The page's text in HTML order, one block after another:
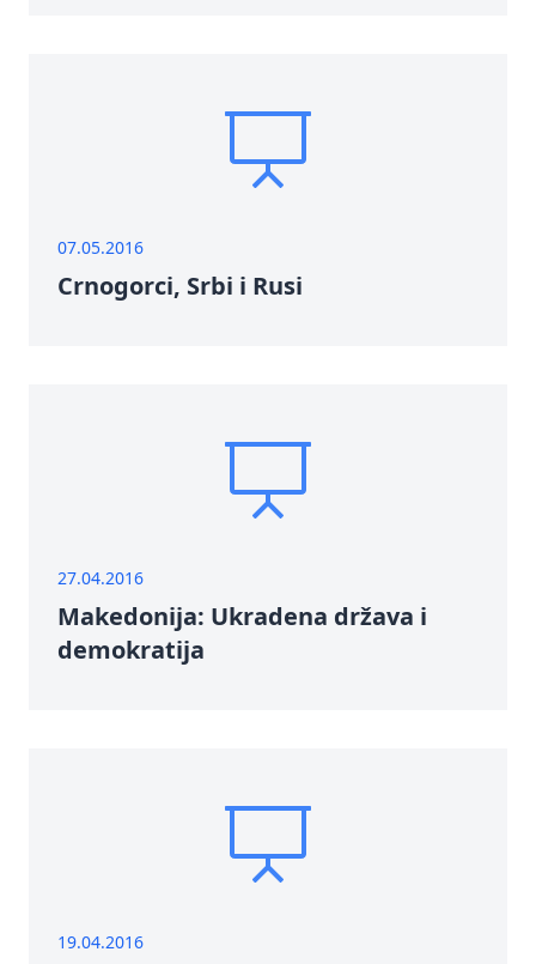
07.05.2016
Crnogorci, Srbi i Rusi
27.04.2016
Makedonija: Ukradena država i
demokratija
19.04.2016